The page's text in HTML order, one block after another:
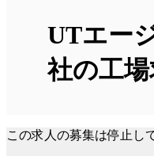
UTエー
社の工場
この求人の募集は停止し